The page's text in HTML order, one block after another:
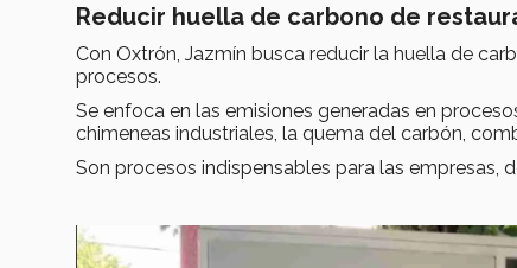
Reducir huella de carbono de
Con Oxtrón, Jazmín busca reducir la huella de
procesos.
Se enfoca en las emisiones generadas en
chimeneas industriales, la quema del carbón,
Son procesos indispensables para las empresas,